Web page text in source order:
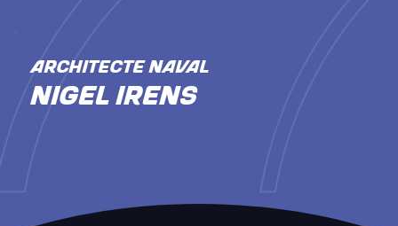
ARCHITECTE NAVAL
Nigel Irens